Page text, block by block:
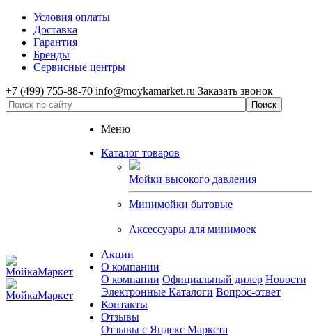
Условия оплаты
Доставка
Гарантия
Бренды
Сервисные центры
+7 (499) 755-88-70 info@moykamarket.ru Заказать звонок
Меню
Каталог товаров
Мойки высокого давления
Минимойки бытовые
Аксессуары для минимоек
Акции
О компании
О компании Официальный дилер Новости
Электронные Каталоги Вопрос-ответ
Контакты
Отзывы
Отзывы с Яндекс Маркета